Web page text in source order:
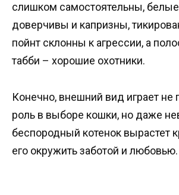
слишком самостоятельны,
доверчивы и капризны,
пойнт склонны к агрессии, а
табби – хорошие охотники.
Конечно, внешний вид играет
роль в выборе кошки, но даже
беспородный котенок вырастет
его окружить заботой и любовью.